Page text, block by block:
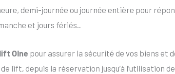
demi-journée ou journée entière pour
et jours fériés..
lift Olne pour assurer la sécurité de vos biens et
lift, depuis la réservation jusqu’à l’utilisation